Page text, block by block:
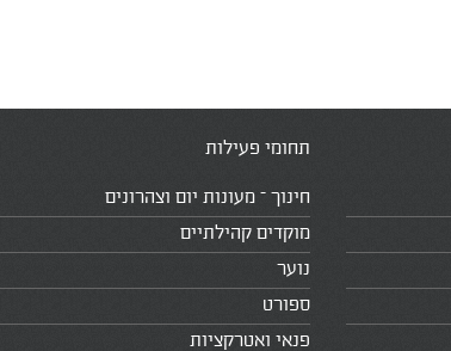
תחומי פעילות
חינוך – מעונות יום וצהרונים
מוקדים קהילתיים
נוער
ספורט
פנאי ואטרקציות